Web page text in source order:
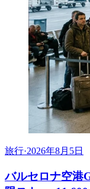
旅行·2026年8月5日
バルセロナ空港